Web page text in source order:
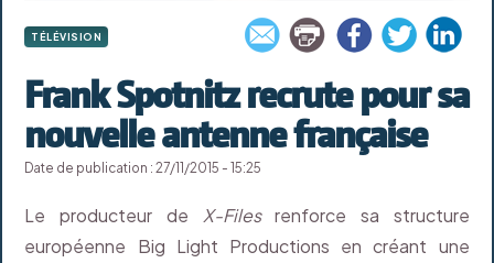
TÉLÉVISION
Frank Spotnitz recrute pour sa
nouvelle antenne française
Date de publication : 27/11/2015 - 15:25
Le producteur de X-Filesrenforce sa structure
européenne Big Light Productions en créant une